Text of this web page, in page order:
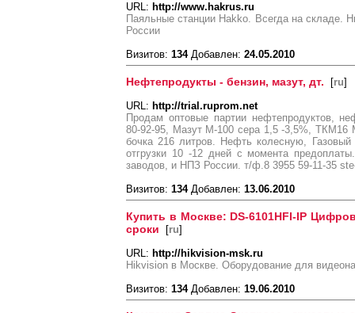
URL: http://www.hakrus.ru
Паяльные станции Hakko. Всегда на складе.
России
Визитов: 134Добавлен: 24.05.2010
Нефтепродукты - бензин, мазут, дт. [ru]
URL: http://trial.ruprom.net
Продам оптовые партии нефтепродуктов,
80-92-95, Мазут М-100 сера 1,5 -3,5%,
бочка 216 литров. Нефть колесную,
отгрузки 10 -12 дней с момента
заводов, и НПЗ России. т/ф.8 3955 59-11-35
Визитов: 134Добавлен: 13.06.2010
Купить в Моcкве: DS-6101HFI-IP
сроки [ru]
URL: http://hikvision-msk.ru
Hikvision в Москве. Оборудование для
Визитов: 134Добавлен: 19.06.2010